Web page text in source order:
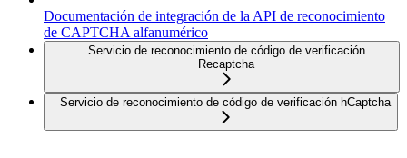
Documentación de integración de la API de reconocimiento
de CAPTCHA alfanumérico
Servicio de reconocimiento de código de verificación
Recaptcha
Servicio de reconocimiento de código de verificación hCaptcha